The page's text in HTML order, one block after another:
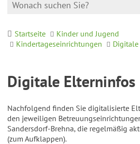
Startseite
Kinder und Jugend
Kindertageseinrichtungen
Digitale Elterninfos
Nachfolgend finden Sie digitalisierte
den jeweiligen
Sandersdorf-Brehna, die regelmäßig
(zum Aufklappen).